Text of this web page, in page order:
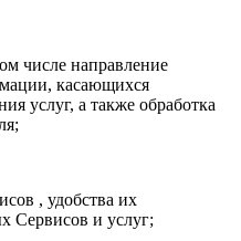
числе направление
касающихся
услуг, а также обработка
, удобства их
Сервисов и услуг;